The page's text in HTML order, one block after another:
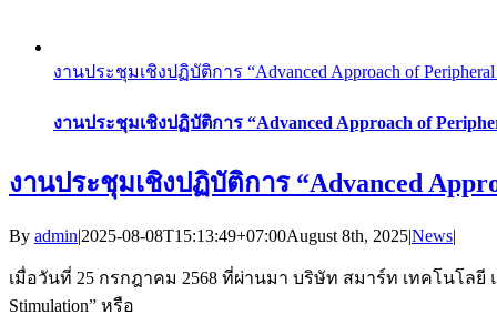
งานประชุมเชิงปฏิบัติการ “Advanced Approach of Peripheral
งานประชุมเชิงปฏิบัติการ “Advanced Approach of
งานประชุมเชิงปฏิบัติการ “Advanced
By admin|2025-08-08T15:13:49+07:00August 8th, 2025|News|
เมื่อวันที่ 25 กรกฎาคม 2568 ที่ผ่านมา บริษัท สมาร์ท เทคโนโลยี
Stimulation” หรือ